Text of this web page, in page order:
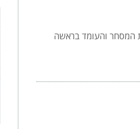
בירושלים! לשכת המסחר והעומד בראשה